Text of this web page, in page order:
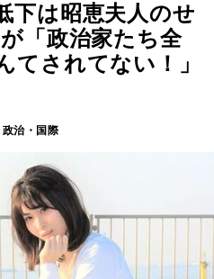
下は昭恵夫人のせ
「政治家たち全
てされてない！」
政治・国際